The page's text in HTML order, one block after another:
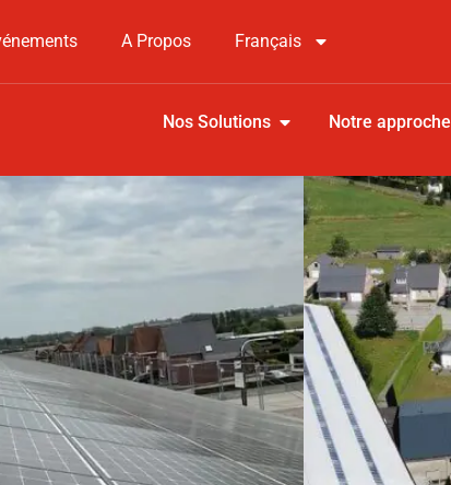
A Propos Français
Nos Solutions Notre approche